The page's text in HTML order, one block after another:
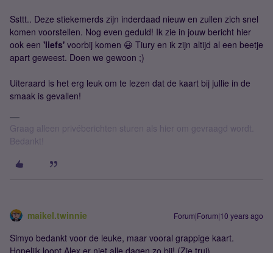
Ssttt.. Deze stiekemerds zijn inderdaad nieuw en zullen zich snel
komen voorstellen. Nog even geduld! Ik zie in jouw bericht hier
ook een 'liefs' voorbij komen 😃 Tiury en ik zijn altijd al een beetje
apart geweest. Doen we gewoon ;)
Uiteraard is het erg leuk om te lezen dat de kaart bij jullie in de
smaak is gevallen!
Graag alleen privéberichten sturen als hier om gevraagd wordt.
Bedankt!
maikel.twinnie Forum|Forum|10 years ago
Simyo bedankt voor de leuke, maar vooral grappige kaart.
Hopelijk loopt Alex er niet alle dagen zo bij! (Zie trui)